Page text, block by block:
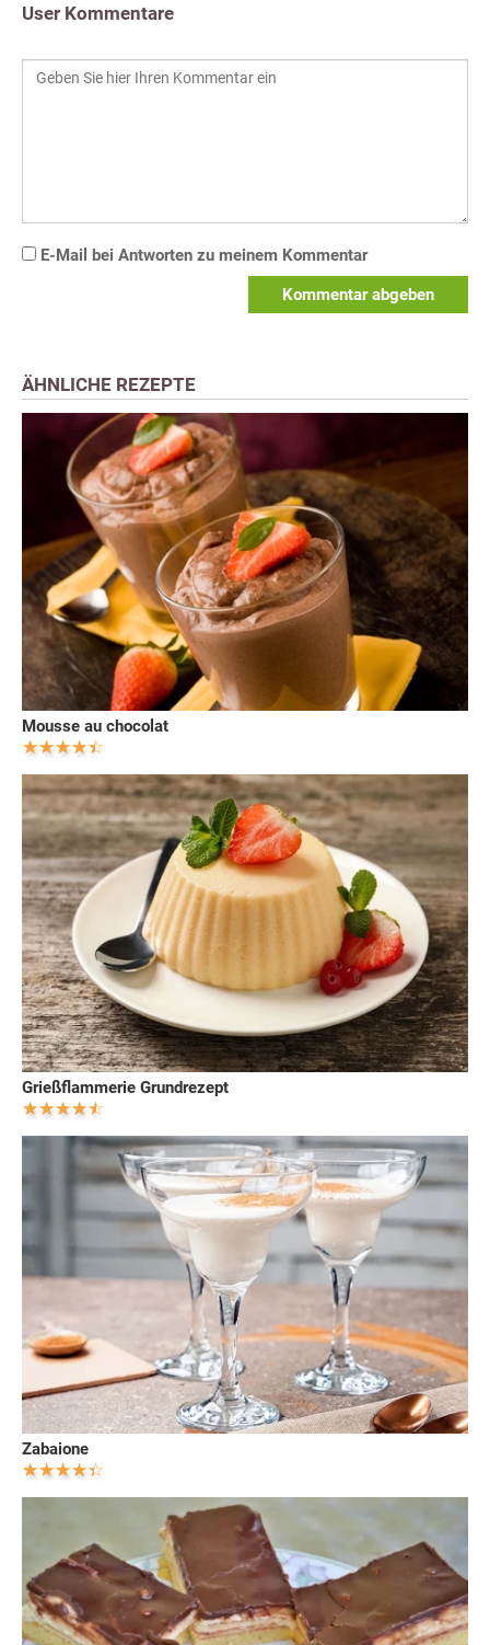
User Kommentare
E-Mail bei Antworten zu meinem Kommentar
Kommentar abgeben
ÄHNLICHE REZEPTE
Mousse au chocolat
Grießflammerie Grundrezept
Zabaione